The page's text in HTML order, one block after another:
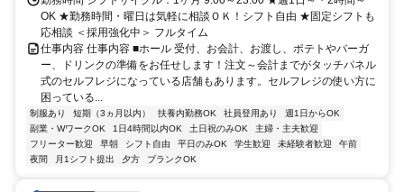
OK ★勤務時間・曜日は気軽に相談ＯＫ！シフト自由 ★固定シフトも
応相談 ＜採用強化中＞ フルタイム
仕事内容 仕事内容 ■ホール 受付、お会計、お渡し、ポテトやバーガ
ー、ドリンクの準備をお任せします！注文～会計までがタッチパネル
式のセルフレジになっている店舗もあります。セルフレジの使い方に
困っている...
制服あり 短期（3ヵ月以内） 扶養内勤務OK 社員登用あり
週1日からOK
副業・WワークOK
1日4時間以内OK 土日祝のみOK
主婦・主夫歓迎
フリーター歓迎
早朝 シフト自由 平日のみOK 学生歓迎 未経験者歓迎
午前
夜間
月1シフト提出 夕方 ブランクOK